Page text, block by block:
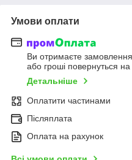
Умови оплати
Ви отримаєте замовлення
або гроші повернуться
Детальніше
Оплатити частинами
Післяплата
Оплата на рахунок